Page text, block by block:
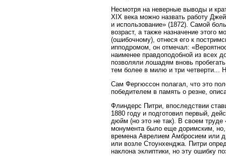
Несмотря на неверные выводы и
XIX века можно назвать работу
и использование» (1872). Самой
возраст, а также назначение этого
(ошибочному), отнеся его к
ипподромом, он отмечал:
наименее правдоподобной из всех
позволяли лошадям вновь
тем более в милю и три четверти...
Сам Фергюссон полагал, что это
победителем в память о резне,
Флиндерс Питри, впоследствии
1880 году и подготовил первый,
дюйм (но это не так). В своем труде
монумента было еще доримским,
времена Аврелием Амбросием или
или возле Стоунхенджа. Питри
наклона эклиптики, но эту ошибку